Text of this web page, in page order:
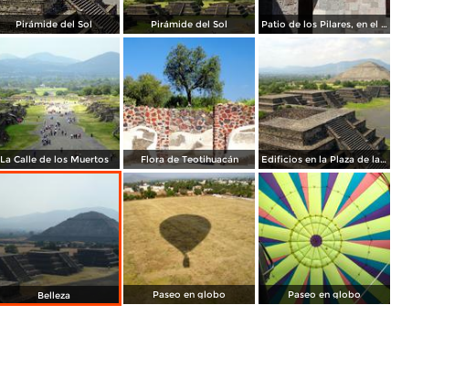
Pirámide del Sol Pirámide del Sol Patio de los Pilares, en el Palacio de Quetzalpapálotl
La Calle de los Muertos Flora de Teotihuacán Edificios en la Plaza de la Luna
Belleza Paseo en globo Paseo en globo